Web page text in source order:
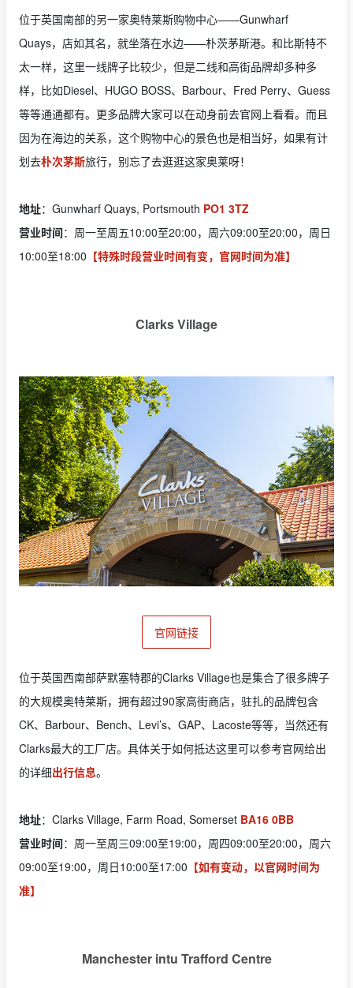
位于英国南部的另一家奥特莱斯购物中心——Gunwharf
Quays，店如其名，就坐落在水边——朴茨茅斯港。和比斯特不
太一样，这里一线牌子比较少，但是二线和高街品牌却多种多
样，比如Diesel、HUGO BOSS、Barbour、Fred Perry、Guess
等等通通都有。更多品牌大家可以在动身前去官网上看看。而且
因为在海边的关系，这个购物中心的景色也是相当好，如果有计
划去朴次茅斯旅行，别忘了去逛逛这家奥莱呀！
地址：Gunwharf Quays, Portsmouth PO1 3TZ
营业时间：周一至周五10:00至20:00，周六09:00至20:00，周日
10:00至18:00 【特殊时段营业时间有变，官网时间为准】
Clarks Village
官网链接
位于英国西南部萨默塞特郡的Clarks Village也是集合了很多牌子
的大规模奥特莱斯，拥有超过90家高街商店，驻扎的品牌包含
CK、Barbour、Bench、Levi’s、GAP、Lacoste等等，当然还有
Clarks最大的工厂店。具体关于如何抵达这里可以参考官网给出
的详细出行信息。
地址：Clarks Village, Farm Road, Somerset BA16 0BB
营业时间：周一至周三09:00至19:00，周四09:00至20:00，周六
09:00至19:00，周日10:00至17:00 【如有变动，以官网时间为
准】
Manchester intu Trafford Centre